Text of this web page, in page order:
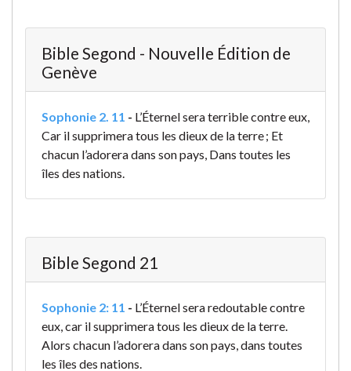
Bible Segond - Nouvelle Édition de
Genève
Sophonie 2. 11 - L’Éternel sera terrible contre eux,
Car il supprimera tous les dieux de la terre ; Et
chacun l’adorera dans son pays, Dans toutes les
îles des nations.
Bible Segond 21
Sophonie 2: 11 - L’Éternel sera redoutable contre
eux, car il supprimera tous les dieux de la terre.
Alors chacun l’adorera dans son pays, dans toutes
les îles des nations.